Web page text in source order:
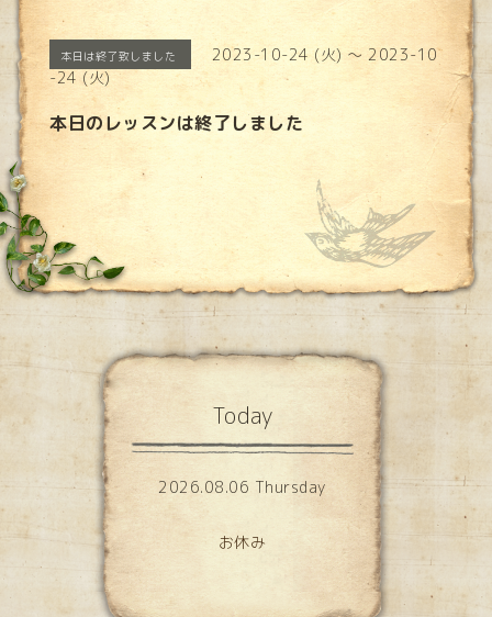
本日は終了致しました
2023-10-24 (火) ～ 2023-10
-24 (火)
本日のレッスンは終了しました
Today
2026.08.06 Thursday
お休み